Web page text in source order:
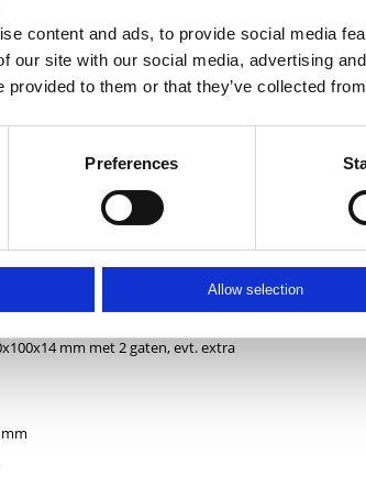
content and ads, to provide social media
our site with our social media, advertising
provided to them or that they’ve collected
Preferences
Allow selection
kleur RAL7016
welke i.h.w. eenvoudig is aan te
mm met 2 gaten, evt. extra